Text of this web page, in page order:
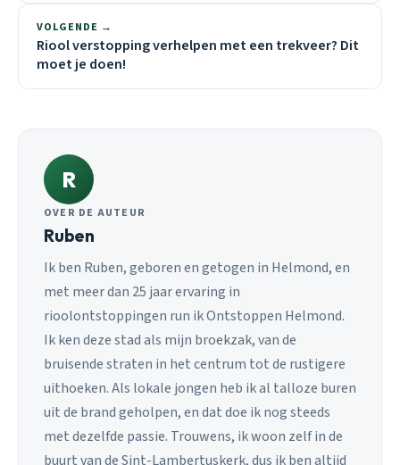
VOLGENDE →
Riool verstopping verhelpen met een trekveer? Dit
moet je doen!
R
OVER DE AUTEUR
Ruben
Ik ben Ruben, geboren en getogen in Helmond, en
met meer dan 25 jaar ervaring in
rioolontstoppingen run ik Ontstoppen Helmond.
Ik ken deze stad als mijn broekzak, van de
bruisende straten in het centrum tot de rustigere
uithoeken. Als lokale jongen heb ik al talloze buren
uit de brand geholpen, en dat doe ik nog steeds
met dezelfde passie. Trouwens, ik woon zelf in de
buurt van de Sint-Lambertuskerk, dus ik ben altijd